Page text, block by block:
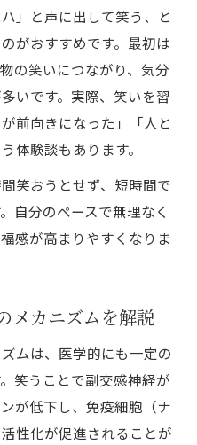
」と声に出して笑う、と
がおすすめです。最初は
の笑いにつながり、気分
いです。実際、笑いを習
前向きになった」「人と
体験談もあります。
笑おうとせず、短時間で
自分のペースで無理なく
感が高まりやすくなりま
メカニズムを解説
ムは、医学的にも一定の
笑うことで副交感神経が
が低下し、免疫細胞（ナ
性化が促進されることが